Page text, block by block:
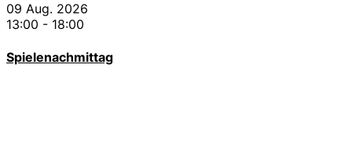
09 Aug. 2026
13:00 - 18:00
Spielenachmittag